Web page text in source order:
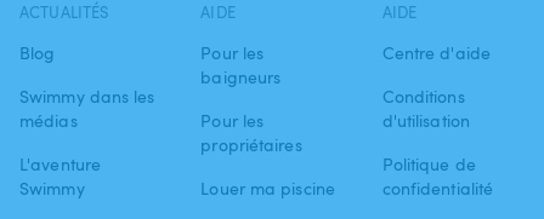
ACTUALITÉS
Blog
Swimmy dans les
médias
L'aventure
Swimmy
AIDE
Pour les
baigneurs
Pour les
propriétaires
Louer ma piscine
AIDE
Centre d'aide
Conditions
d'utilisation
Politique de
confidentialité